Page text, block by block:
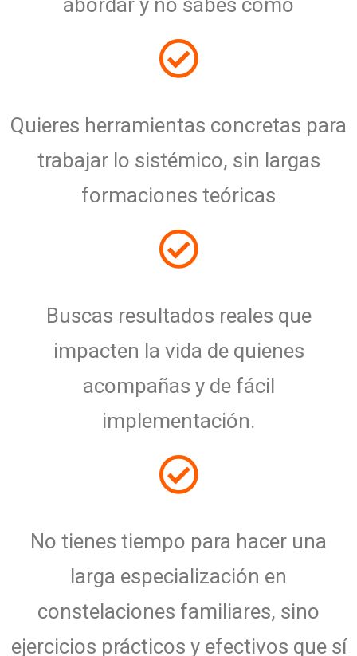
abordar y no sabes cómo
Quieres herramientas concretas para
trabajar lo sistémico, sin largas
formaciones teóricas
Buscas resultados reales que
impacten la vida de quienes
acompañas y de fácil
implementación.
No tienes tiempo para hacer una
larga especialización en
constelaciones familiares, sino
ejercicios prácticos y efectivos que sí